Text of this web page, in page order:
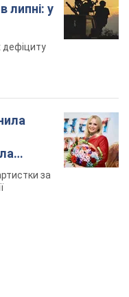
липні: у
дефіциту
за